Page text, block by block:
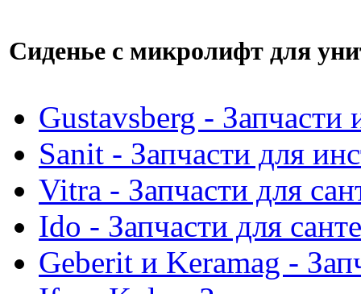
Сиденье с микролифт для
Gustavsberg - Запчасти
Sanit - Запчасти для
Vitra - Запчасти для
Ido - Запчасти для
Geberit и Keramag -